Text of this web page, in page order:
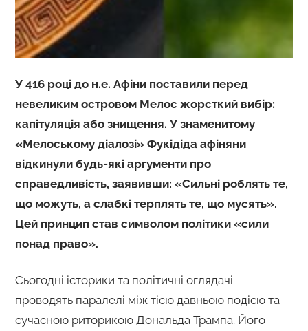
У 416 році до н.е. Афіни поставили перед
невеликим островом Мелос жорсткий вибір:
капітуляція або знищення. У знаменитому
«Мелоському діалозі» Фукідіда афіняни
відкинули будь-які аргументи про
справедливість, заявивши: «Сильні роблять те,
що можуть, а слабкі терплять те, що мусять».
Цей принцип став символом політики «сили
понад право».
Сьогодні історики та політичні оглядачі
проводять паралелі між тією давньою подією та
сучасною риторикою Дональда Трампа. Його